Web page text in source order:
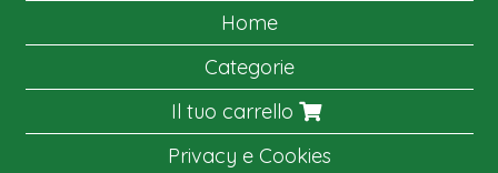
Home
Categorie
Il tuo carrello
Privacy e Cookies